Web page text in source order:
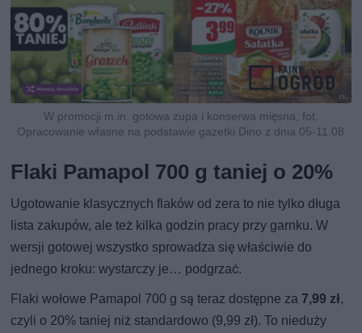
W promocji m.in. gotowa zupa i konserwa mięsna, fot.
Opracowanie własne na podstawie gazetki Dino z dnia 05-11.08
Flaki Pamapol 700 g taniej o 20%
Ugotowanie klasycznych flaków od zera to nie tylko długa
lista zakupów, ale też kilka godzin pracy przy garnku. W
wersji gotowej wszystko sprowadza się właściwie do
jednego kroku: wystarczy je… podgrzać.
Flaki wołowe Pamapol 700 g są teraz dostępne za 7,99 zł,
czyli o 20% taniej niż standardowo (9,99 zł). To nieduży